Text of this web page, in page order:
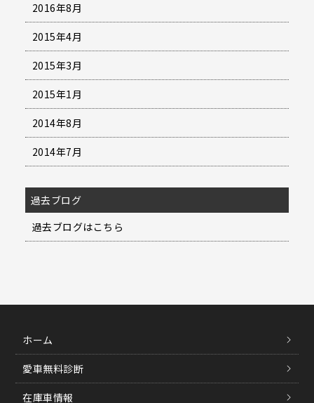
2016年8月
2015年4月
2015年3月
2015年1月
2014年8月
2014年7月
過去ブログ
過去ブログはこちら
ホーム
愛車無料診断
在庫車情報